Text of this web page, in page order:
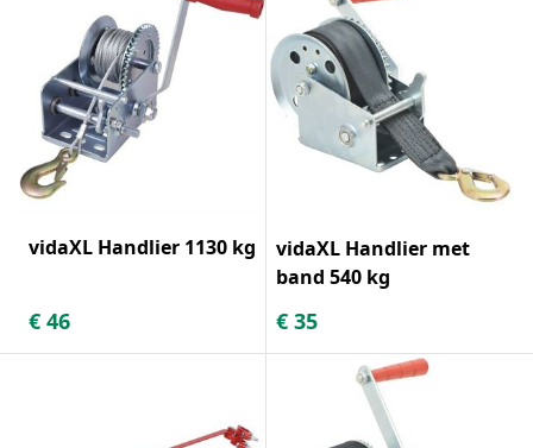
vidaXL Handlier 1130 kg
€ 46
vidaXL Handlier met
band 540 kg
€ 35